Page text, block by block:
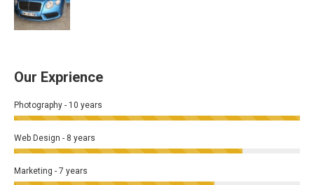
Our Exprience
Photography - 10 years
Web Design - 8 years
Marketing - 7 years